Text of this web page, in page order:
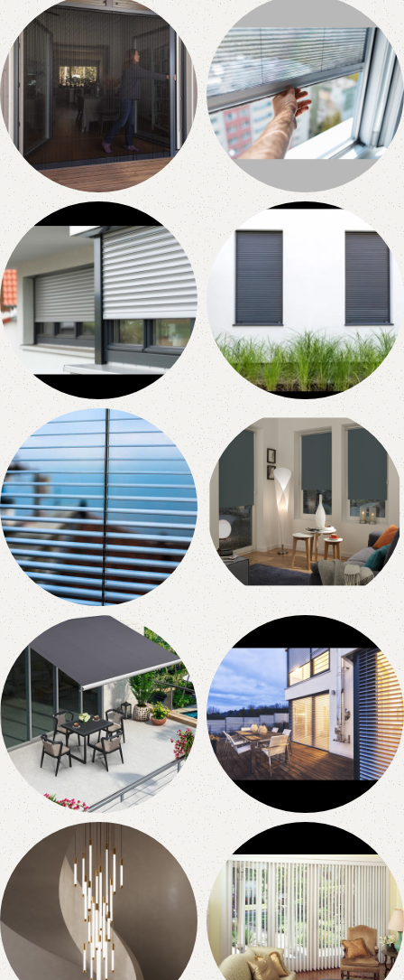
Szúnyoghálók
Ajtóra
0 products
Szúnyoghálók
Ablakra
0 products
Alumínium
Redőnyök
3 products
Műanyag Redőnyök
1 product
Reluxák
0 products
Roletták
0 products
Napellenzők
0 products
Zsaluziák
0 products